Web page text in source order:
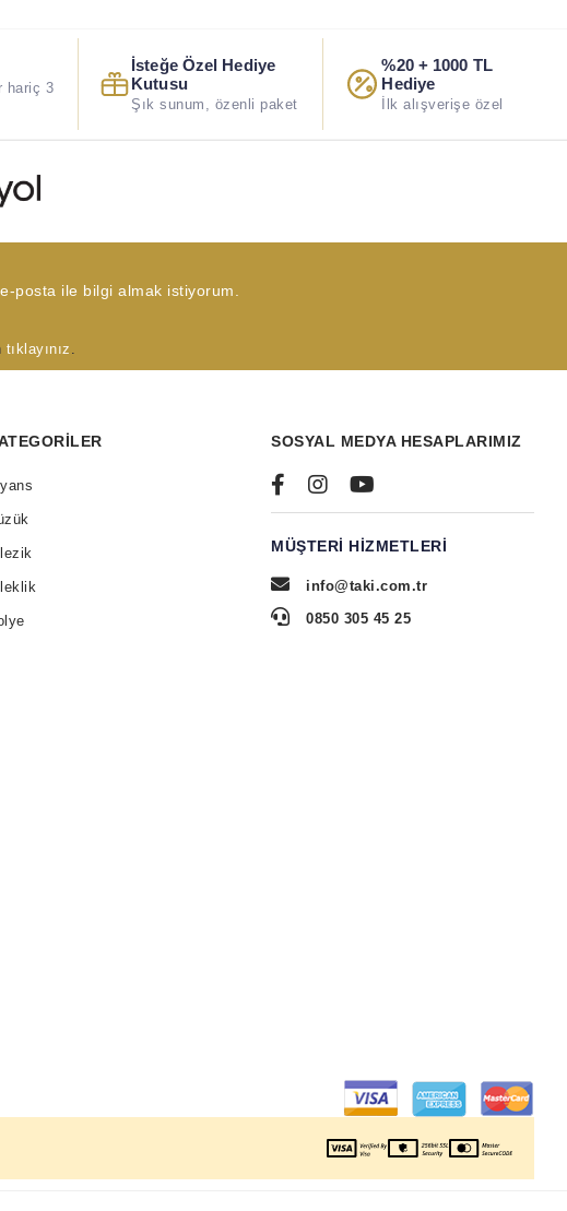
hariç 3
İsteğe Özel Hediye
Kutusu
Şık sunum, özenli paket
%20 + 1000 TL
Hediye
İlk alışverişe özel
posta ile bilgi almak istiyorum.
tıklayınız .
SOSYAL MEDYA HESAPLARIMIZ
MÜŞTERI HIZMETLERI
info@taki.com.tr
0850 305 45 25